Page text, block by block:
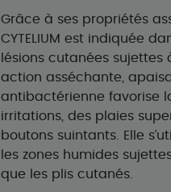
Grâce à ses propriétés
CYTELIUM est indiquée
lésions cutanées sujettes
action asséchante,
antibactérienne favorise
irritations, des plaies
boutons suintants. Elle
les zones humides
que les plis cutanés.